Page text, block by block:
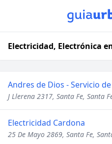
Electricidad, Electrónica
J Llerena 2317, Santa Fe, Santa
Electricidad Cardona
25 De Mayo 2869, Santa Fe,